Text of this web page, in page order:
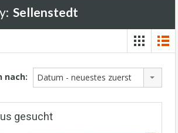
Sellenstedt
nach: Datum - neuestes zuerst
gesucht